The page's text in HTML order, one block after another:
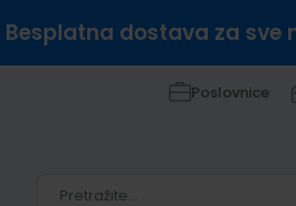
Besplatna dostava za sve
Poslovnice